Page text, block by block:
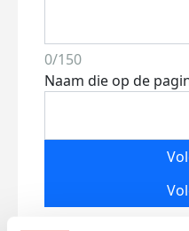
0/150
Naam die op de